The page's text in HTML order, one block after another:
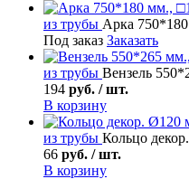
из трубы Арка
Под заказ Заказать
из трубы Вензель
194 руб. / шт.
В корзину
из трубы Кольцо
66 руб. / шт.
В корзину